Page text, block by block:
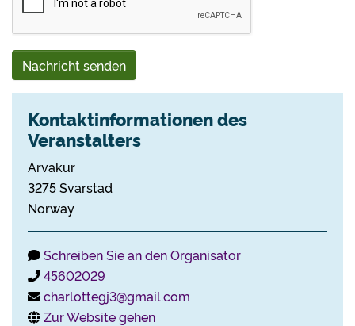
Nachricht senden
Kontaktinformationen des
Veranstalters
Arvakur
3275 Svarstad
Norway
Schreiben Sie an den Organisator
45602029
charlottegj3@gmail.com
Zur Website gehen